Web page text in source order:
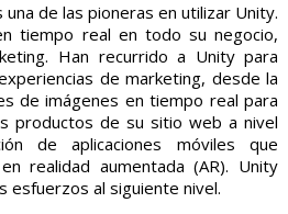
de las pioneras en utilizar Unity.
tiempo real en todo su negocio,
Han recurrido a Unity para
de marketing, desde la
de imágenes en tiempo real para
productos de su sitio web a nivel
de aplicaciones móviles que
realidad aumentada (AR). Unity
esfuerzos al siguiente nivel.